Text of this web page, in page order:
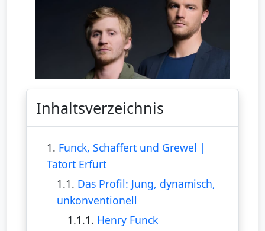
Inhaltsverzeichnis
1. Funck, Schaffert und Grewel |
Tatort Erfurt
1.1. Das Profil: Jung, dynamisch,
unkonventionell
1.1.1. Henry Funck